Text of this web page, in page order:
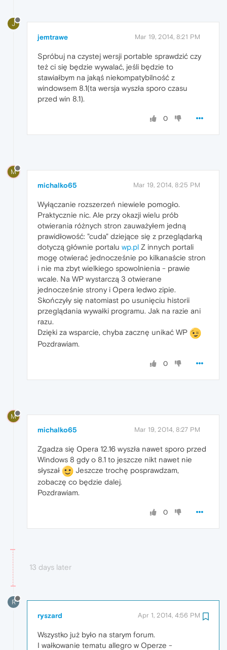
J
jemtrawe Mar 19, 2014, 8:21 PM
Spróbuj na czystej wersji portable sprawdzić czy
też ci się będzie wywalać, jeśli będzie to
stawiałbym na jakąś niekompatybilność z
windowsem 8.1(ta wersja wyszła sporo czasu
przed win 8.1).
0
M
michalko65 Mar 19, 2014, 8:25 PM
Wyłączanie rozszerzeń niewiele pomogło.
Praktycznie nic. Ale przy okazji wielu prób
otwierania różnych stron zauważyłem jedną
prawidłowość: "cuda" dziejące się z przeglądarką
dotyczą głównie portalu wp.pl Z innych portali
mogę otwierać jednocześnie po kilkanaście stron
i nie ma zbyt wielkiego spowolnienia - prawie
wcale. Na WP wystarczą 3 otwierane
jednocześnie strony i Opera ledwo zipie.
Skończyły się natomiast po usunięciu historii
przeglądania wywałki programu. Jak na razie ani
razu.
Dzięki za wsparcie, chyba zacznę unikać WP
Pozdrawiam.
0
M
michalko65 Mar 19, 2014, 8:27 PM
Zgadza się Opera 12.16 wyszła nawet sporo przed
Windows 8 gdy o 8.1 to jeszcze nikt nawet nie
słyszał
Jeszcze trochę posprawdzam,
zobaczę co będzie dalej.
Pozdrawiam.
0
13 days later
R
ryszard Apr 1, 2014, 4:56 PM
Wszystko już było na starym forum.
I wałkowanie tematu allegro w Operze -